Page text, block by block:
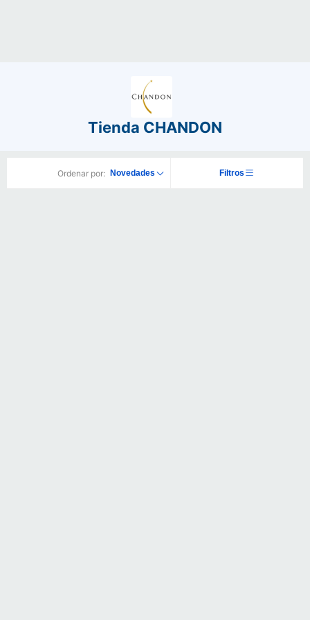
Tienda CHANDON
Ordenar por: Novedades Filtros